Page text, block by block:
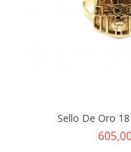
Sello De Oro 18
Precio